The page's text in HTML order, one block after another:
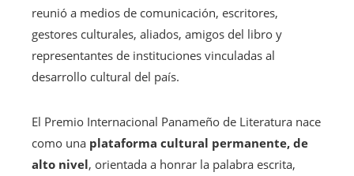
reunió a medios de comunicación, escritores,
gestores culturales, aliados, amigos del libro y
representantes de instituciones vinculadas al
desarrollo cultural del país.
El Premio Internacional Panameño de Literatura nace
como una plataforma cultural permanente, de
alto nivel, orientada a honrar la palabra escrita,